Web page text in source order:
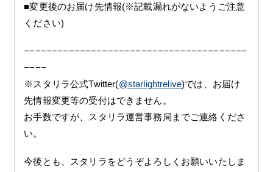
■変更後のお届け先情報(※記載漏れがないようご注意
ください)
−−−−−−−−−−−−−−−−−−−−−−−−−−−−−−−−−−−−−−−−
−−−−
※スタリラ公式Twitter(@starlightrelive)では、お届け
先情報変更等の受付はできません。
お手数ですが、スタリラ運営事務局までご連絡くださ
い。
今後とも、スタリラをどうぞよろしくお願いいたしま